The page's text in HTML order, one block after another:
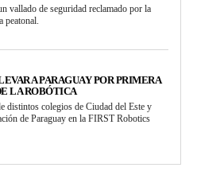
vallado de seguridad reclamado por la
peatonal.
A PARAGUAY POR PRIMERA
LA ROBÓTICA
distintos colegios de Ciudad del Este y
de Paraguay en la FIRST Robotics